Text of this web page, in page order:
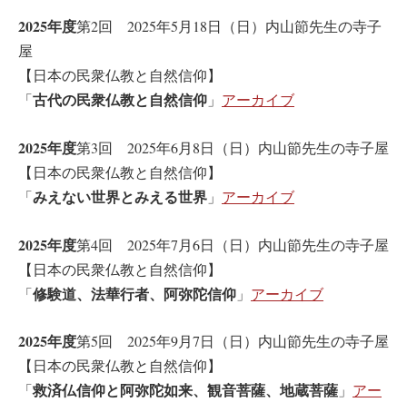
2025年度第2回 2025年5月18日（日）内山節先生の寺子
屋
【日本の民衆仏教と自然信仰】
「古代の民衆仏教と自然信仰 」 アーカイブ
2025年度第3回 2025年6月8日（日）内山節先生の寺子屋
【日本の民衆仏教と自然信仰】
「みえない世界とみえる世界 」 アーカイブ
2025年度第4回 2025年7月6日（日）内山節先生の寺子屋
【日本の民衆仏教と自然信仰】
「修験道、法華行者、阿弥陀信仰 」 アーカイブ
2025年度第5回 2025年9月7日（日）内山節先生の寺子屋
【日本の民衆仏教と自然信仰】
「救済仏信仰と阿弥陀如来、観音菩薩、地蔵菩薩 」 アー